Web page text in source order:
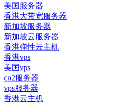
美国服务器
香港大带宽服务器
新加坡服务器
新加坡云服务器
香港弹性云主机
香港vps
美国vps
cn2服务器
vps服务器
香港云主机